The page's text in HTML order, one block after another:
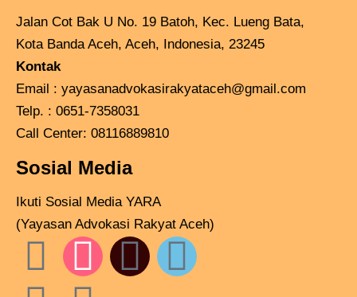
Jalan Cot Bak U No. 19 Batoh, Kec. Lueng Bata,
Kota Banda Aceh, Aceh, Indonesia, 23245
Kontak
Email : yayasanadvokasirakyataceh@gmail.com
Telp. : 0651-7358031
Call Center: 08116889810
Sosial Media
Ikuti Sosial Media YARA
(Yayasan Advokasi Rakyat Aceh)